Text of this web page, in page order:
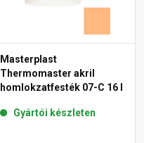
Masterplast
Thermomaster akril
homlokzatfesték 07-C 16 l
Gyártói készleten